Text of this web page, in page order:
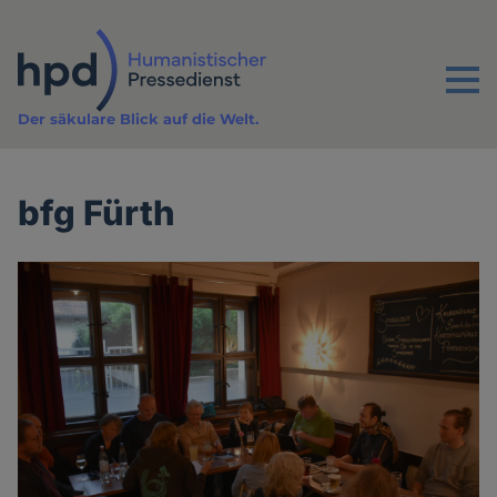
Inhalt
Menu
Der säkulare Blick auf die Welt.
bfg Fürth